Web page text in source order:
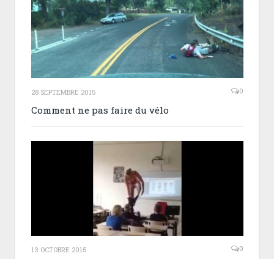
28 SEPTEMBRE 2015 0
Comment ne pas faire du vélo
13 OCTOBRE 2015 0